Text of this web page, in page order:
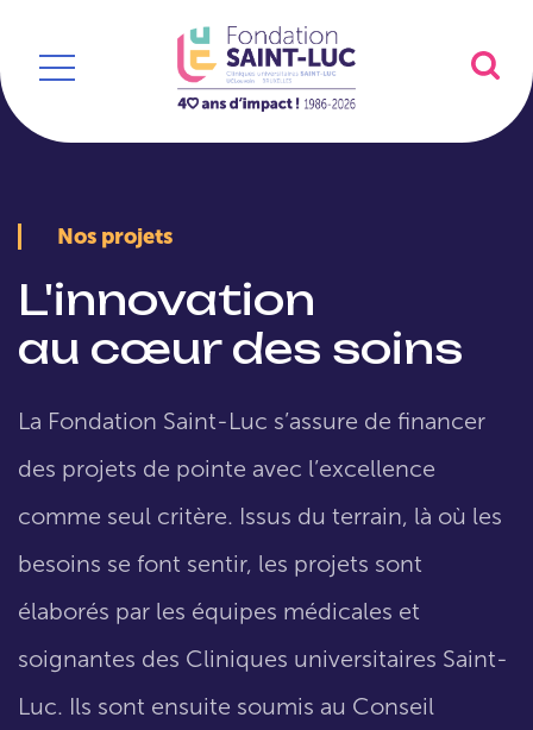
Nos projets
L'innovation
au cœur des soins
La Fondation Saint-Luc s’assure de financer
des projets de pointe avec l’excellence
comme seul critère. Issus du terrain, là où les
besoins se font sentir, les projets sont
élaborés par les équipes médicales et
soignantes des Cliniques universitaires Saint-
Luc. Ils sont ensuite soumis au Conseil